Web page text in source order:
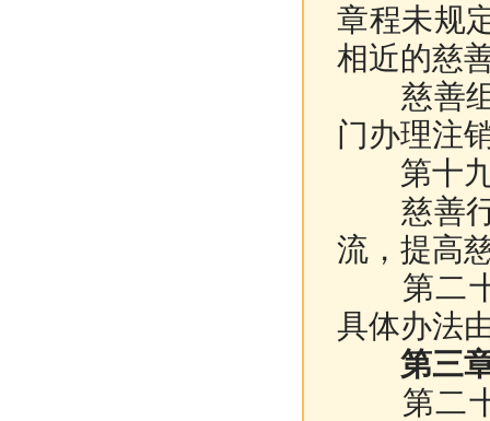
章程未规
相近的慈
慈善组
门办理注
第十九
慈善行
流，提高
第二十
具体办法
第三
第二十